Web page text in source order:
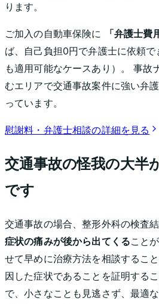
ります。
ご加入の自動車保険に 「弁護士費
ば、自己負担0円で弁護士に依頼
も適用可能なケースあり）。 事故
むエリアで交通事故案件に強い弁
っています。
慰謝料・弁護士相談の詳細を見る
交通事故の怪我の大半
です
交通事故の場合、整形外科の検査
症状の痛みが後から出てくること
せて早めに治療方法を相談するこ
因した症状であることを証明する
で、小さなことも見逃さず、最適